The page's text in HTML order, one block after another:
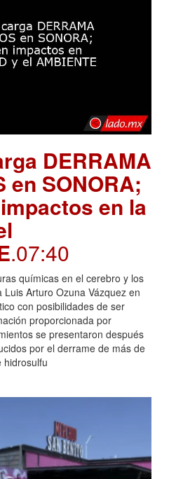
DERRAMA
en SONORA;
en la
.07:40
químicas en el cerebro y los
Arturo Ozuna Vázquez en
con posibilidades de ser
proporcionada por
se presentaron después
por el derrame de más de
hidrosulfu